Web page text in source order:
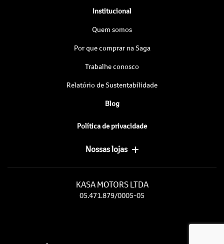
Institucional
Quem somos
Por que comprar na Saga
Trabalhe conosco
Relatório de Sustentabilidade
Blog
Política de privacidade
Nossas lojas
KASA MOTORS LTDA
05.471.879/0005-05